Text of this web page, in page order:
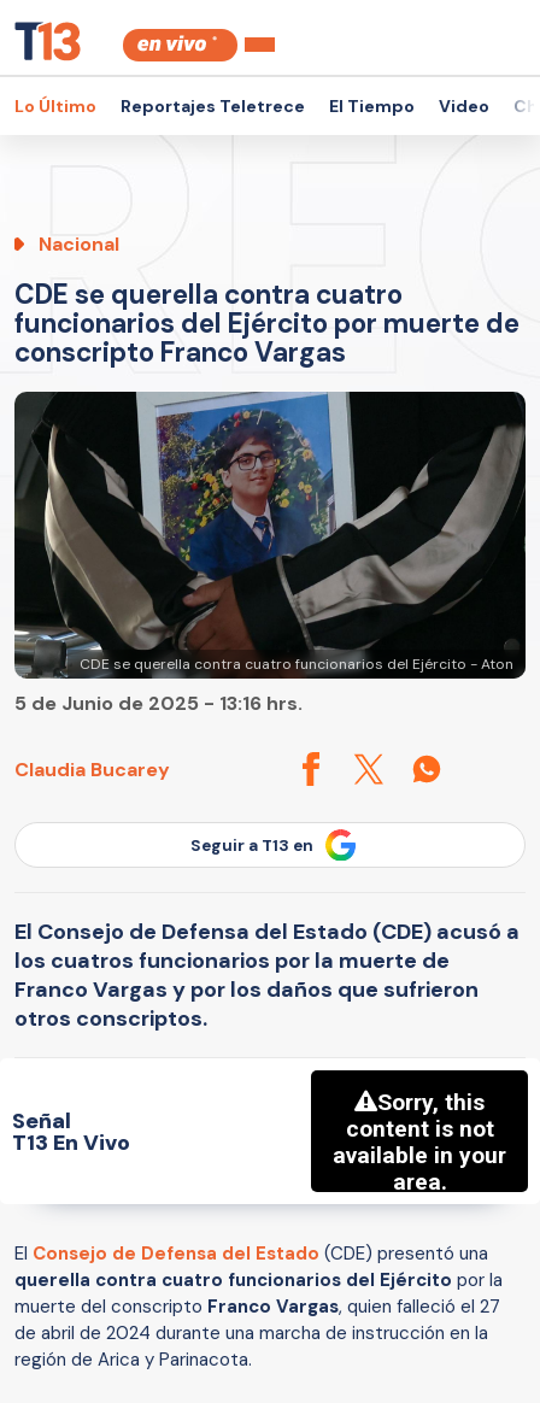
Lo Último Reportajes Teletrece El Tiempo Video
Nacional
CDE se querella contra cuatro
funcionarios del Ejército por muerte de
conscripto Franco Vargas
CDE se querella contra cuatro funcionarios del Ejército - Aton
Claudia Bucarey
5 de Junio de 2025 - 13:16 hrs.
Seguir a T13 en
El Consejo de Defensa del Estado (CDE) acusó a
los cuatros funcionarios por la muerte de
Franco Vargas y por los daños que sufrieron
otros conscriptos.
Señal
T13 En Vivo
El Consejo de Defensa del Estado (CDE) presentó una
querella contra cuatro funcionarios del Ejército por la
muerte del conscripto Franco Vargas, quien falleció el 27
de abril de 2024 durante una marcha de instrucción en la
región de Arica y Parinacota.